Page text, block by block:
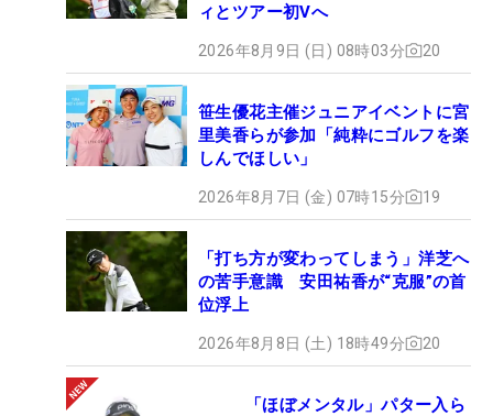
ィとツアー初Vへ
2026年8月9日 (日) 08時03分 20
笹生優花主催ジュニアイベントに宮
里美香らが参加「純粋にゴルフを楽
しんでほしい」
2026年8月7日 (金) 07時15分 19
「打ち方が変わってしまう」洋芝へ
の苦手意識 安田祐香が“克服”の首
位浮上
2026年8月8日 (土) 18時49分 20
「ほぼメンタル」パター入ら